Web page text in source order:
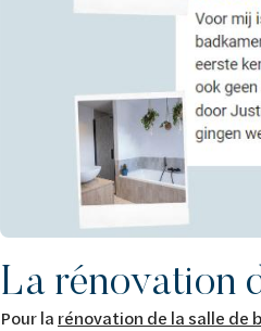
La rénovation
Pour la rénovation de la salle de